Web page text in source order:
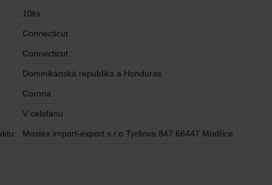
10ks
Connecticut
Connecticut
Dominikánská republika a Honduras
Corona
V celofánu
Mostex import-export s.r.o Tyršova 847 66447 Modřice